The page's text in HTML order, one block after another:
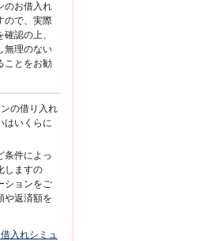
のお借入れ
ので、実際
認の上、
無理のない
ことをお勧
の借り入れ
はいくらに
条件によっ
しますの
ションをご
や返済額を
入れシミュ